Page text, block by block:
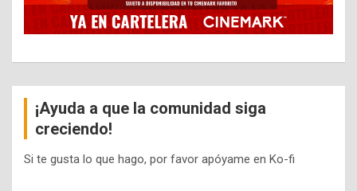
¡Ayuda a que la comunidad siga
creciendo!
Si te gusta lo que hago, por favor apóyame en Ko-fi